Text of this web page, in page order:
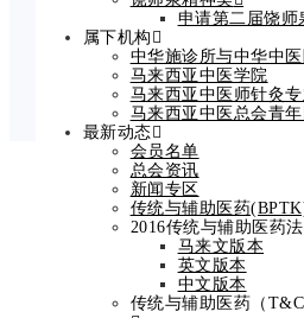
申请第二届饶师
属下机构
中华施诊所与中华中医
马来西亚中医学院
马来西亚中医师针灸
马来西亚中医总会青年
最新动态
会员名单
总会资讯
新闻专区
传统与辅助医药
2016传统与辅助医药
马来文版本
英文版本
中文版本
传统与辅助医药（
Home
假期通知
假期通知
On December 28,
December 28, 2022